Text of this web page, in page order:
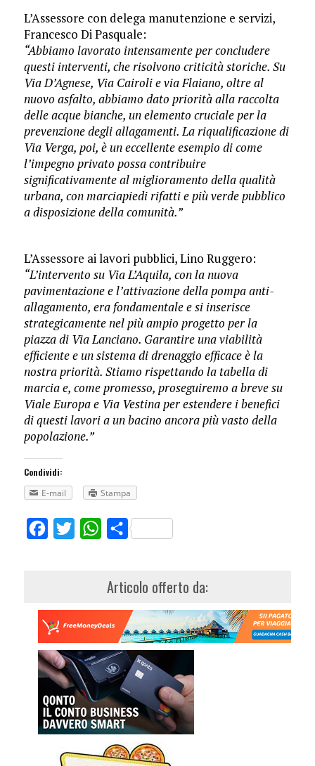
L’Assessore con delega manutenzione e servizi,
Francesco Di Pasquale:
“Abbiamo lavorato intensamente per concludere
questi interventi, che risolvono criticità storiche. Su
Via D’Agnese, Via Cairoli e via Flaiano, oltre al
nuovo asfalto, abbiamo dato priorità alla raccolta
delle acque bianche, un elemento cruciale per la
prevenzione degli allagamenti. La riqualificazione di
Via Verga, poi, è un eccellente esempio di come
l’impegno privato possa contribuire
significativamente al miglioramento della qualità
urbana, con marciapiedi rifatti e più verde pubblico
a disposizione della comunità.”
L’Assessore ai lavori pubblici, Lino Ruggero:
“L’intervento su Via L’Aquila, con la nuova
pavimentazione e l’attivazione della pompa anti-
allagamento, era fondamentale e si inserisce
strategicamente nel più ampio progetto per la
piazza di Via Lanciano. Garantire una viabilità
efficiente e un sistema di drenaggio efficace è la
nostra priorità. Stiamo rispettando la tabella di
marcia e, come promesso, proseguiremo a breve su
Viale Europa e Via Vestina per estendere i benefici
di questi lavori a un bacino ancora più vasto della
popolazione.”
Condividi:
E-mail
Stampa
FacebookTwitterWhatsApp
Share
Articolo offerto da: